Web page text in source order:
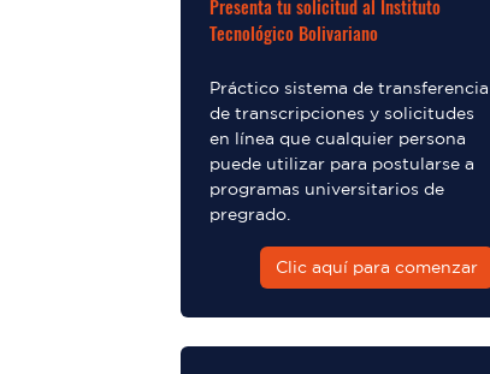
Presenta tu solicitud al Instituto
Tecnológico Bolivariano
Práctico sistema de transferencia
de transcripciones y solicitudes
en línea que cualquier persona
puede utilizar para postularse a
programas universitarios de
pregrado.
Clic aquí para comenzar